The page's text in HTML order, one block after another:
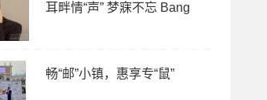
耳畔情“声” 梦寐不忘 Bang
畅“邮”小镇，惠享专“鼠”